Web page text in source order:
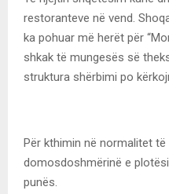
restoranteve në vend.
ka pohuar më herët për
shkak të mungesës së
struktura shërbimi po
Për kthimin në normalitet
domosdoshmërinë e
punës.